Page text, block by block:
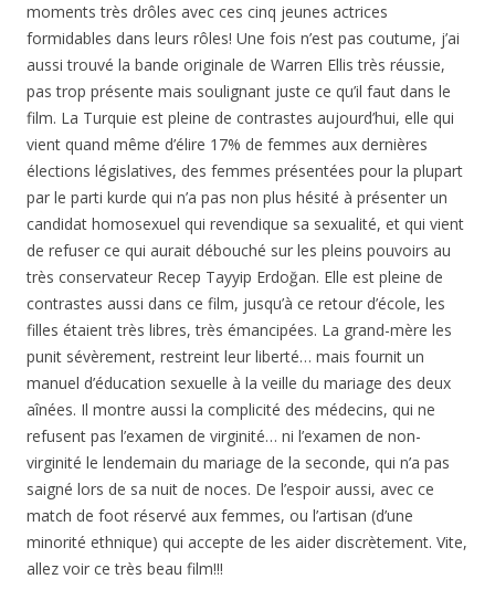
moments très drôles avec ces cinq jeunes actrices
formidables dans leurs rôles! Une fois n’est pas coutume, j’ai
aussi trouvé la bande originale de Warren Ellis très réussie,
pas trop présente mais soulignant juste ce qu’il faut dans le
film. La Turquie est pleine de contrastes aujourd’hui, elle qui
vient quand même d’élire 17% de femmes aux dernières
élections législatives, des femmes présentées pour la plupart
par le parti kurde qui n’a pas non plus hésité à présenter un
candidat homosexuel qui revendique sa sexualité, et qui vient
de refuser ce qui aurait débouché sur les pleins pouvoirs au
très conservateur Recep Tayyip Erdoğan. Elle est pleine de
contrastes aussi dans ce film, jusqu’à ce retour d’école, les
filles étaient très libres, très émancipées. La grand-mère les
punit sévèrement, restreint leur liberté… mais fournit un
manuel d’éducation sexuelle à la veille du mariage des deux
aînées. Il montre aussi la complicité des médecins, qui ne
refusent pas l’examen de virginité… ni l’examen de non-
virginité le lendemain du mariage de la seconde, qui n’a pas
saigné lors de sa nuit de noces. De l’espoir aussi, avec ce
match de foot réservé aux femmes, ou l’artisan (d’une
minorité ethnique) qui accepte de les aider discrètement. Vite,
allez voir ce très beau film!!!